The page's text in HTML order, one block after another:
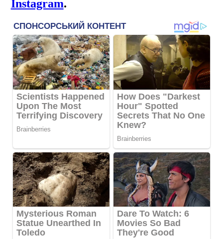
Instagram.